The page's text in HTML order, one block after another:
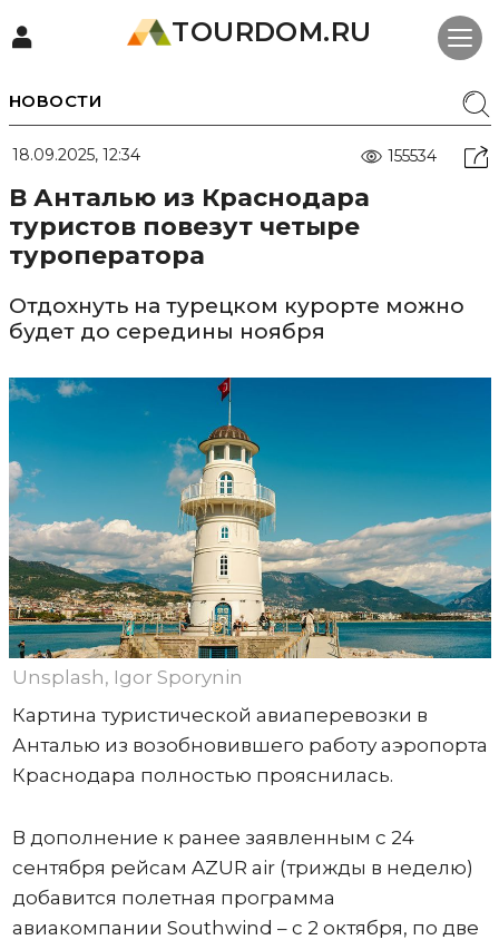
TOURDOM.RU
НОВОСТИ
18.09.2025, 12:34 155534
В Анталью из Краснодара
туристов повезут четыре
туроператора
Отдохнуть на турецком курорте можно
будет до середины ноября
Unsplash, Igor Sporynin
Картина туристической авиаперевозки в
Анталью из возобновившего работу аэропорта
Краснодара полностью прояснилась.
В дополнение к ранее заявленным с 24
сентября рейсам AZUR air (трижды в неделю)
добавится полетная программа
авиакомпании Southwind – с 2 октября, по две